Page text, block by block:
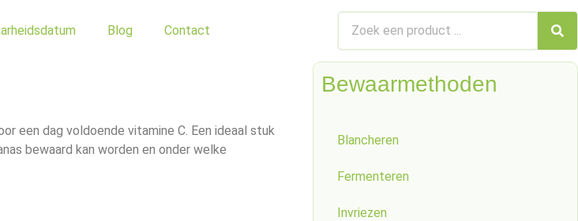
Blog Contact
een dag voldoende vitamine C. Een ideaal stuk
bewaard kan worden en onder welke
Bewaarmethoden
Blancheren
Fermenteren
Invriezen